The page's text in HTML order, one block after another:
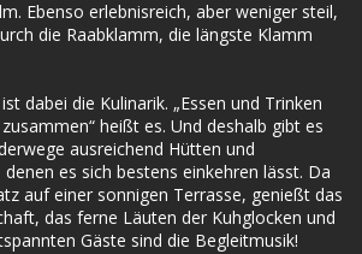
Ebenso erlebnisreich, aber weniger steil,
die Raabklamm, die längste Klamm
dabei die Kulinarik. „Essen und Trinken
zusammen“ heißt es. Und deshalb gibt es
ausreichend Hütten und
es sich bestens einkehren lässt. Da
auf einer sonnigen Terrasse, genießt das
das ferne Läuten der Kuhglocken und
Gäste sind die Begleitmusik!